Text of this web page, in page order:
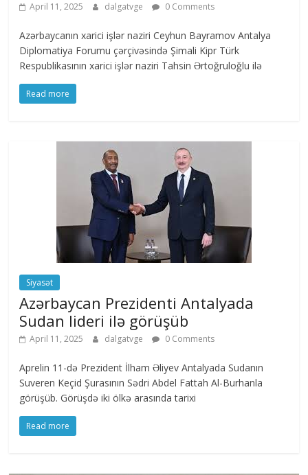
April 11, 2025 dalgatvge 0 Comments
Azərbaycanın xarici işlər naziri Ceyhun Bayramov Antalya
Diplomatiya Forumu çərçivəsində Şimali Kipr Türk
Respublikasının xarici işlər naziri Tahsin Ərtoğruloğlu ilə
Read more
Siyasət
Azərbaycan Prezidenti Antalyada
Sudan lideri ilə görüşüb
April 11, 2025 dalgatvge 0 Comments
Aprelin 11-də Prezident İlham Əliyev Antalyada Sudanın
Suveren Keçid Şurasının Sədri Abdel Fattah Al-Burhanla
görüşüb. Görüşdə iki ölkə arasında tarixi
Read more